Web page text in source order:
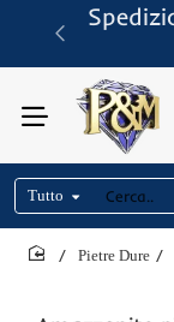
Tutto
Cerca..
Pietre Dure